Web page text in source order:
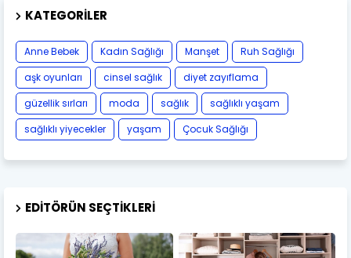
KATEGORILER
Anne Bebek Kadın Sağlığı Manşet
Ruh Sağlığı
aşk oyunları
cinsel sağlık
diyet zayıflama
güzellik sırları
moda sağlık
sağlıklı yaşam
sağlıklı yiyecekler
yaşam Çocuk Sağlığı
EDITÖRÜN SEÇTIKLERI